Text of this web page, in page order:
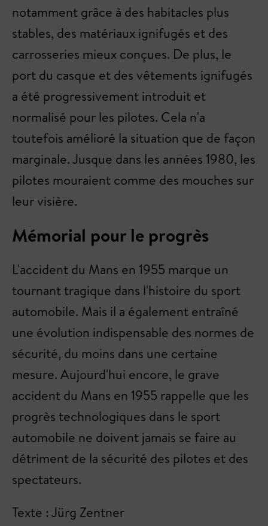
notamment grâce à des habitacles plus
stables, des matériaux ignifugés et des
carrosseries mieux conçues. De plus, le
port du casque et des vêtements ignifugés
a été progressivement introduit et
normalisé pour les pilotes. Cela n'a
toutefois amélioré la situation que de façon
marginale. Jusque dans les années 1980, les
pilotes mouraient comme des mouches sur
leur visière.
Mémorial pour le progrès
L'accident du Mans en 1955 marque un
tournant tragique dans l'histoire du sport
automobile. Mais il a également entraîné
une évolution indispensable des normes de
sécurité, du moins dans une certaine
mesure. Aujourd'hui encore, le grave
accident du Mans en 1955 rappelle que les
progrès technologiques dans le sport
automobile ne doivent jamais se faire au
détriment de la sécurité des pilotes et des
spectateurs.
Texte : Jürg Zentner